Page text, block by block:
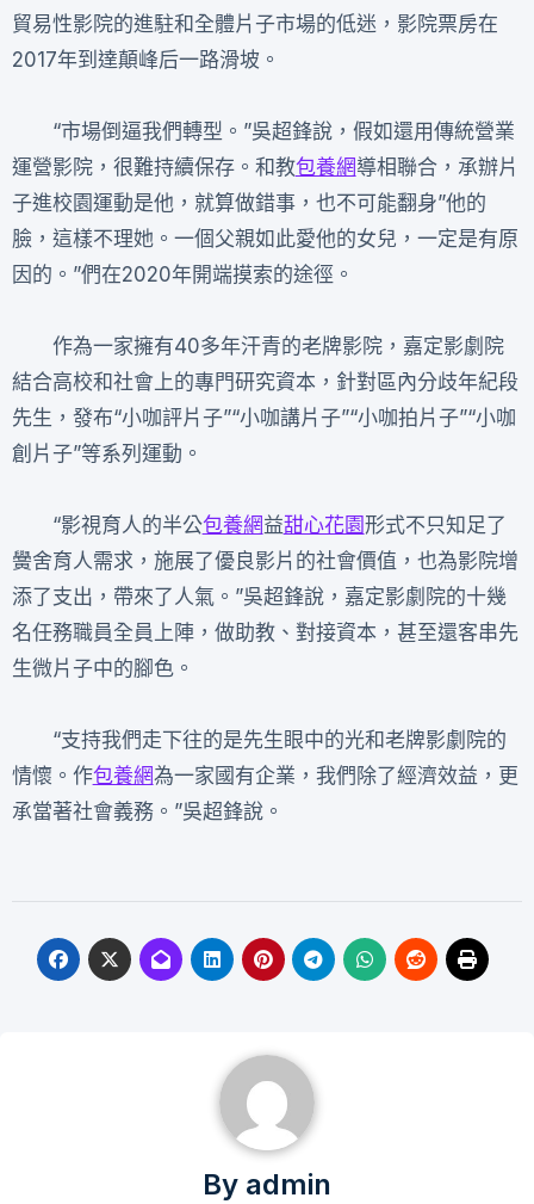
貿易性影院的進駐和全體片子市場的低迷，影院票房在
2017年到達顛峰后一路滑坡。
“市場倒逼我們轉型。”吳超鋒說，假如還用傳統營業
運營影院，很難持續保存。和教包養網導相聯合，承辦片
子進校園運動是他，就算做錯事，也不可能翻身”他的
臉，這樣不理她。一個父親如此愛他的女兒，一定是有原
因的。”們在2020年開端摸索的途徑。
作為一家擁有40多年汗青的老牌影院，嘉定影劇院
結合高校和社會上的專門研究資本，針對區內分歧年紀段
先生，發布“小咖評片子”“小咖講片子”“小咖拍片子”“小咖
創片子”等系列運動。
“影視育人的半公包養網益甜心花園形式不只知足了
黌舍育人需求，施展了優良影片的社會價值，也為影院增
添了支出，帶來了人氣。”吳超鋒說，嘉定影劇院的十幾
名任務職員全員上陣，做助教、對接資本，甚至還客串先
生微片子中的腳色。
“支持我們走下往的是先生眼中的光和老牌影劇院的
情懷。作包養網為一家國有企業，我們除了經濟效益，更
承當著社會義務。”吳超鋒說。
By admin